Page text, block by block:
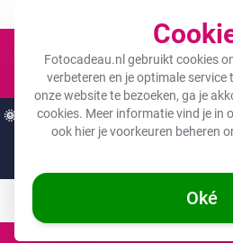
Fotocadeau.nl gebruikt cookies
verbeteren en je optimale service
onze website te bezoeken, ga je
cookies. Meer informatie vind je in
ook hier je voorkeuren beheren
Oké
🌞 ZOMERDEALS:De hoogste kortingen
cadeaus!